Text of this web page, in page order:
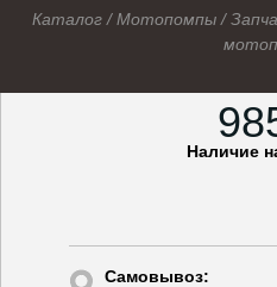
Каталог /Мотопомпы /
Наличие
Самовывоз: